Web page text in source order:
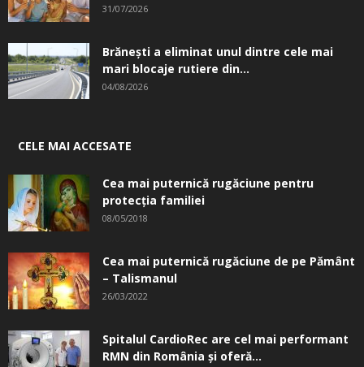
31/07/2026
Brănești a eliminat unul dintre cele mai
mari blocaje rutiere din...
04/08/2026
CELE MAI ACCESATE
Cea mai puternică rugăciune pentru
protecția familiei
08/05/2018
Cea mai puternică rugăciune de pe Pământ
– Talismanul
26/03/2022
Spitalul CardioRec are cel mai performant
RMN din România și oferă...